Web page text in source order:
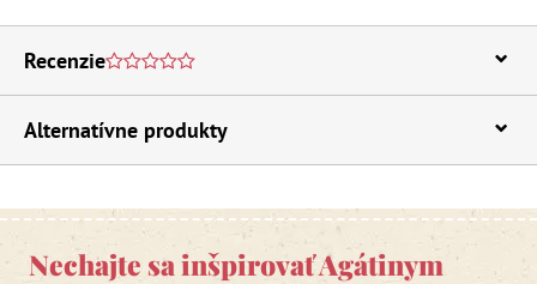
Recenzie
Alternatívne produkty
Nechajte sa inšpirovať Agátinym